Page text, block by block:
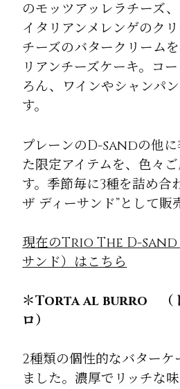
のモッツアッレラチーズ、
イタリアンメレンゲのク
チーズのバタークリーム
リアンチーズケーキ。コ
ろん、ワインやシャンパ
す。
プレーンのD-sandの他に
た限定アイテムを、色々
す。季節毎に3種を詰め合
ザ ディーサンド”として販
現在のTrio The D-sand
サンド）はこちら
＊Torta al burro （ト
ロ）
2種類の個性的なバターケ
ました。濃厚でリッチな